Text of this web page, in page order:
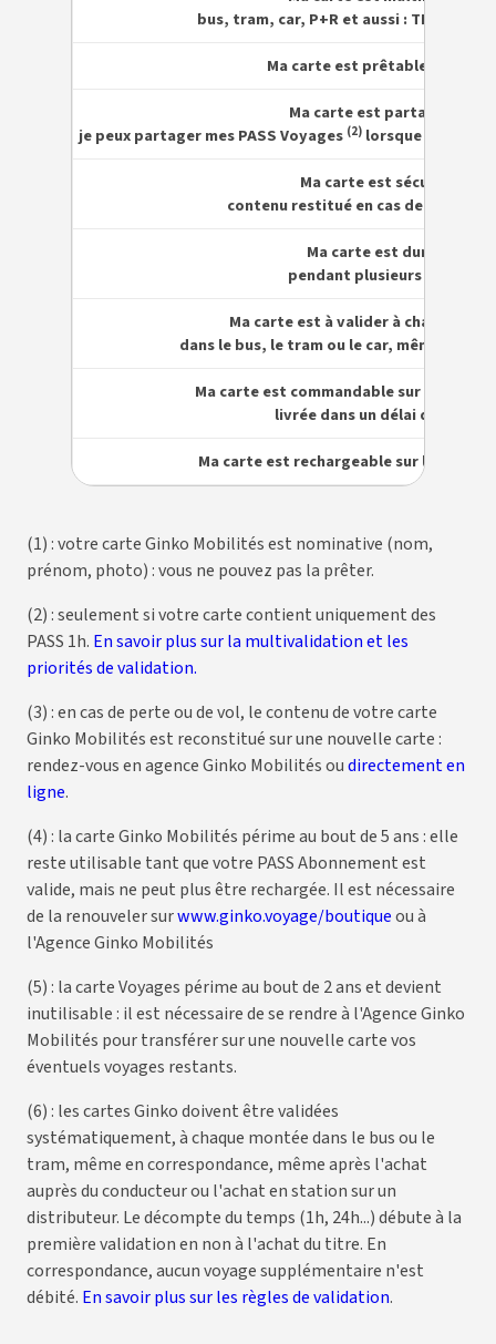
bus, tram, car, P+R et aussi : TER,
Ma carte est prêtable /
Ma carte est partageable
je peux partager mes PASS Voyages (2) lorsque je
Ma carte est sécurisée
contenu restitué en cas de perte ou
Ma carte est durable
pendant plusieurs années
Ma carte est à valider à chaque
dans le bus, le tram ou le car, même en
Ma carte est commandable sur la
livrée dans un délai de 7 jours
Ma carte est rechargeable sur la
(1) : votre carte Ginko Mobilités est nominative (nom,
prénom, photo) : vous ne pouvez pas la prêter.
(2) : seulement si votre carte contient uniquement des
PASS 1h. En savoir plus sur la multivalidation et les
priorités de validation.
(3) : en cas de perte ou de vol, le contenu de votre carte
Ginko Mobilités est reconstitué sur une nouvelle carte :
rendez-vous en agence Ginko Mobilités oudirectement en
ligne.
(4) : la carte Ginko Mobilités périme au bout de 5 ans : elle
reste utilisable tant que votre PASS Abonnement est
valide, mais ne peut plus être rechargée. Il est nécessaire
de la renouveler surwww.ginko.voyage/boutiqueou à
l'Agence Ginko Mobilités
(5) : la carte Voyages périme au bout de 2 ans et devient
inutilisable : il est nécessaire de se rendre à l'Agence Ginko
Mobilités pour transférer sur une nouvelle carte vos
éventuels voyages restants.
(6) : les cartes Ginko doivent être validées
systématiquement, à chaque montée dans le bus ou le
tram, même en correspondance, même après l'achat
auprès du conducteur ou l'achat en station sur un
distributeur. Le décompte du temps (1h, 24h...) débute à la
première validation en non à l'achat du titre. En
correspondance, aucun voyage supplémentaire n'est
débité. En savoir plus sur les règles de validation.